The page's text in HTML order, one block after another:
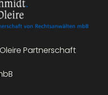
Partnerschaft